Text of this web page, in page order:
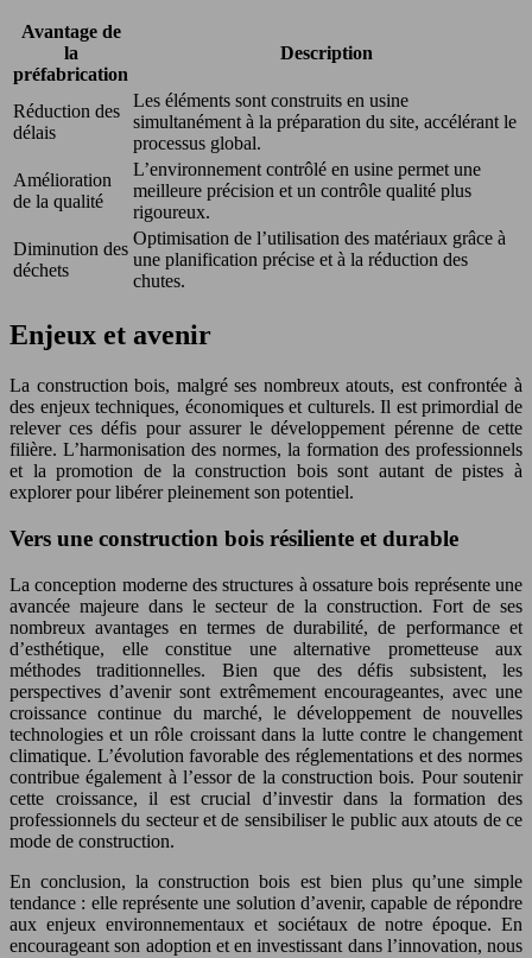
Avantage de
la
préfabrication
Description
Réduction des
délais
Les éléments sont construits en usine
simultanément à la préparation du site, accélérant le
processus global.
Amélioration
de la qualité
L’environnement contrôlé en usine permet une
meilleure précision et un contrôle qualité plus
rigoureux.
Diminution des
déchets
Optimisation de l’utilisation des matériaux grâce à
une planification précise et à la réduction des
chutes.
Enjeux et avenir
La construction bois, malgré ses nombreux atouts, est confrontée à
des enjeux techniques, économiques et culturels. Il est primordial de
relever ces défis pour assurer le développement pérenne de cette
filière. L’harmonisation des normes, la formation des professionnels
et la promotion de la construction bois sont autant de pistes à
explorer pour libérer pleinement son potentiel.
Vers une construction bois résiliente et durable
La conception moderne des structures à ossature bois représente une
avancée majeure dans le secteur de la construction. Fort de ses
nombreux avantages en termes de durabilité, de performance et
d’esthétique, elle constitue une alternative prometteuse aux
méthodes traditionnelles. Bien que des défis subsistent, les
perspectives d’avenir sont extrêmement encourageantes, avec une
croissance continue du marché, le développement de nouvelles
technologies et un rôle croissant dans la lutte contre le changement
climatique. L’évolution favorable des réglementations et des normes
contribue également à l’essor de la construction bois. Pour soutenir
cette croissance, il est crucial d’investir dans la formation des
professionnels du secteur et de sensibiliser le public aux atouts de ce
mode de construction.
En conclusion, la construction bois est bien plus qu’une simple
tendance : elle représente une solution d’avenir, capable de répondre
aux enjeux environnementaux et sociétaux de notre époque. En
encourageant son adoption et en investissant dans l’innovation, nous